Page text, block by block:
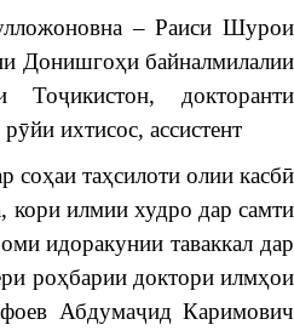
– Раиси Шурои
Донишгоҳи байналмилалии
Тоҷикистон, докторанти
ихтисос, ассистент
соҳаи таҳсилоти олии касбӣ
кори илмии худро дар самти
идоракунии таваккал дар
роҳбарии доктори илмҳои
Абдумаҷид Каримович